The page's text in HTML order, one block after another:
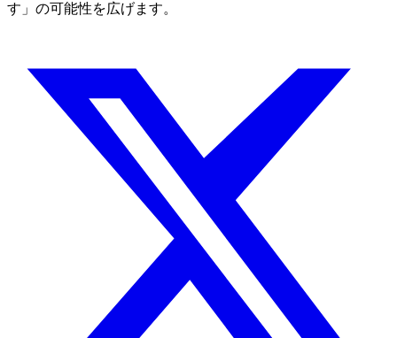
す」の可能性を広げます。